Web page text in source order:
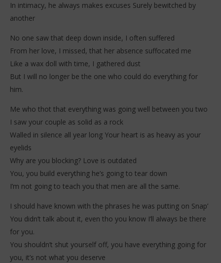
In intimacy, he always makes excuses Surely bewitched by
another
No one saw that deep down inside, I often suffered
From her love, I missed, that her absence suffocated me
Like a wax doll with time, I gathered dust
But I will no longer be the one who could do everything for
him.
Me who thot that everything was going well between you two
I saw your couple as solid as a rock
Walled in silence all year long Your heart is as heavy as your
eyelids
Why are you blocking? Love is outdated
You, you build everything he’s going to tear down
I’m not going to teach you that men are all the same.
I should have known with the phrases he was putting on Snap’
You didn’t talk about it, even tho you know I’ll always be there
for you.
You shouldn’t shut yourself off, you have everything going for
you, it’s not what you deserve